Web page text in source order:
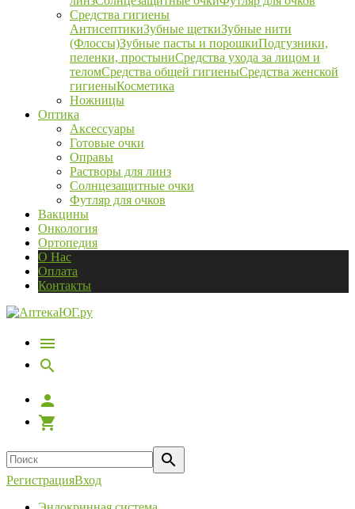
Средства гигиены
АнтисептикиЗубные щеткиЗубные нити
(Флоссы)Зубные пасты и порошкиПодгузники,
пеленки, простыниСредства ухода за лицом и
теломСредства общей гигиеныСредства женской
гигиеныКосметика
Ножницы
Оптика
Аксессуары
Готовые очки
Оправы
Растворы для линз
Солнцезащитные очки
Футляр для очков
Вакцины
Онкология
Ортопедия
О Нас
Оплата
Контакты
РегистрацияВход